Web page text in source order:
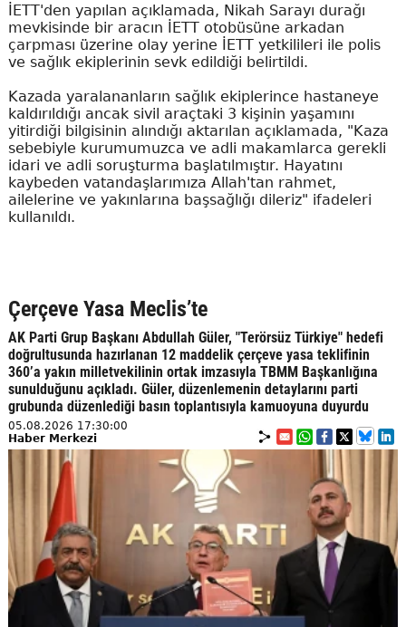
İETT'den yapılan açıklamada, Nikah Sarayı durağı
mevkisinde bir aracın İETT otobüsüne arkadan
çarpması üzerine olay yerine İETT yetkilileri ile polis
ve sağlık ekiplerinin sevk edildiği belirtildi.
Kazada yaralananların sağlık ekiplerince hastaneye
kaldırıldığı ancak sivil araçtaki 3 kişinin yaşamını
yitirdiği bilgisinin alındığı aktarılan açıklamada, "Kaza
sebebiyle kurumumuzca ve adli makamlarca gerekli
idari ve adli soruşturma başlatılmıştır. Hayatını
kaybeden vatandaşlarımıza Allah'tan rahmet,
ailelerine ve yakınlarına başsağlığı dileriz" ifadeleri
kullanıldı.
Çerçeve Yasa Meclis’te
AK Parti Grup Başkanı Abdullah Güler, "Terörsüz Türkiye" hedefi
doğrultusunda hazırlanan 12 maddelik çerçeve yasa teklifinin
360’a yakın milletvekilinin ortak imzasıyla TBMM Başkanlığına
sunulduğunu açıkladı. Güler, düzenlemenin detaylarını parti
grubunda düzenlediği basın toplantısıyla kamuoyuna duyurdu
05.08.2026 17:30:00
Haber Merkezi